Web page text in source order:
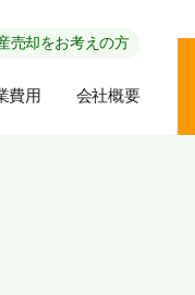
売却をお考えの方
費用 会社概要